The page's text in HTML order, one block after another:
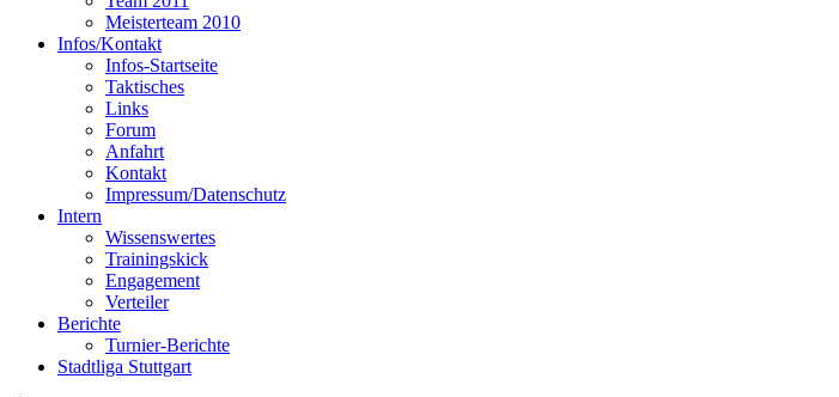
Meisterteam 2010
Infos/Kontakt
Infos-Startseite
Taktisches
Links
Forum
Anfahrt
Kontakt
Impressum/Datenschutz
Intern
Wissenswertes
Trainingskick
Engagement
Verteiler
Berichte
Turnier-Berichte
Stadtliga Stuttgart